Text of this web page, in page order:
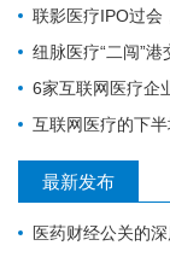
联影医疗IPO过会
纽脉医疗“二闯”港
6家互联网医疗企
互联网医疗的下
最新发布
医药财经公关的深层价值